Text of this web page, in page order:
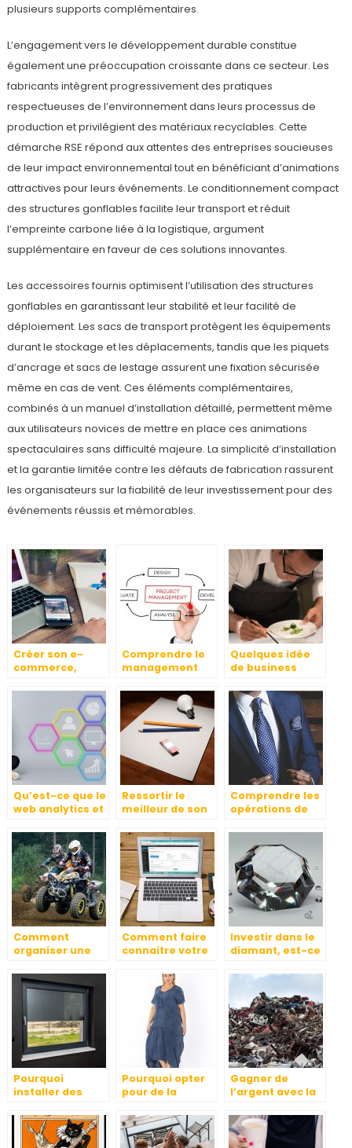
plusieurs supports complémentaires.
L’engagement vers le développement durable constitue
également une préoccupation croissante dans ce secteur. Les
fabricants intègrent progressivement des pratiques
respectueuses de l’environnement dans leurs processus de
production et privilégient des matériaux recyclables. Cette
démarche RSE répond aux attentes des entreprises soucieuses
de leur impact environnemental tout en bénéficiant d’animations
attractives pour leurs événements. Le conditionnement compact
des structures gonflables facilite leur transport et réduit
l’empreinte carbone liée à la logistique, argument
supplémentaire en faveur de ces solutions innovantes.
Les accessoires fournis optimisent l’utilisation des structures
gonflables en garantissant leur stabilité et leur facilité de
déploiement. Les sacs de transport protègent les équipements
durant le stockage et les déplacements, tandis que les piquets
d’ancrage et sacs de lestage assurent une fixation sécurisée
même en cas de vent. Ces éléments complémentaires,
combinés à un manuel d’installation détaillé, permettent même
aux utilisateurs novices de mettre en place ces animations
spectaculaires sans difficulté majeure. La simplicité d’installation
et la garantie limitée contre les défauts de fabrication rassurent
les organisateurs sur la fiabilité de leur investissement pour des
événements réussis et mémorables.
Créer son e-
commerce,
Comprendre le
management
définition,
importance et
composantes.
Quelques idée
de business
Qu’est-ce que le
web analytics et
Ressortir le
meilleur de son
Comprendre les
opérations de
Comment
organiser une
en Auvergne
Comment faire
connaitre votre
Investir dans le
diamant, est-ce
?
Pourquoi
installer des
solaires ?
Pourquoi opter
pour de la
Gagner de
l’argent avec la